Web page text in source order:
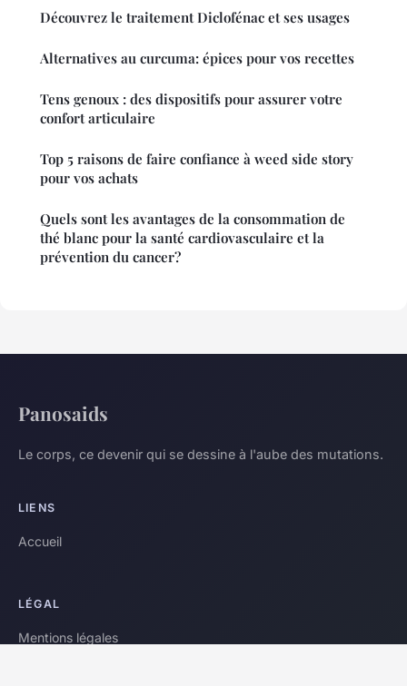
Découvrez le traitement Diclofénac et ses usages
Alternatives au curcuma: épices pour vos recettes
Tens genoux : des dispositifs pour assurer votre
confort articulaire
Top 5 raisons de faire confiance à weed side story
pour vos achats
Quels sont les avantages de la consommation de
thé blanc pour la santé cardiovasculaire et la
prévention du cancer?
Panosaids
Le corps, ce devenir qui se dessine à l'aube des mutations.
LIENS
Accueil
LÉGAL
Mentions légales